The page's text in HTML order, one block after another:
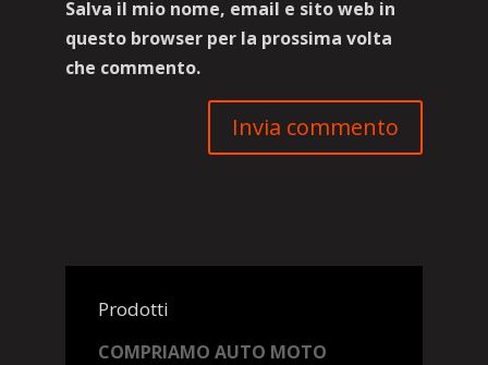
Salva il mio nome, email e sito web in
questo browser per la prossima volta
che commento.
Prodotti
COMPRIAMO AUTO MOTO